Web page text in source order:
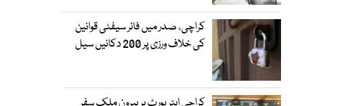
کراچی، صدر میں فائر سیفٹی قوانین
کی خلاف ورزی پر 200 دکانیں سیل